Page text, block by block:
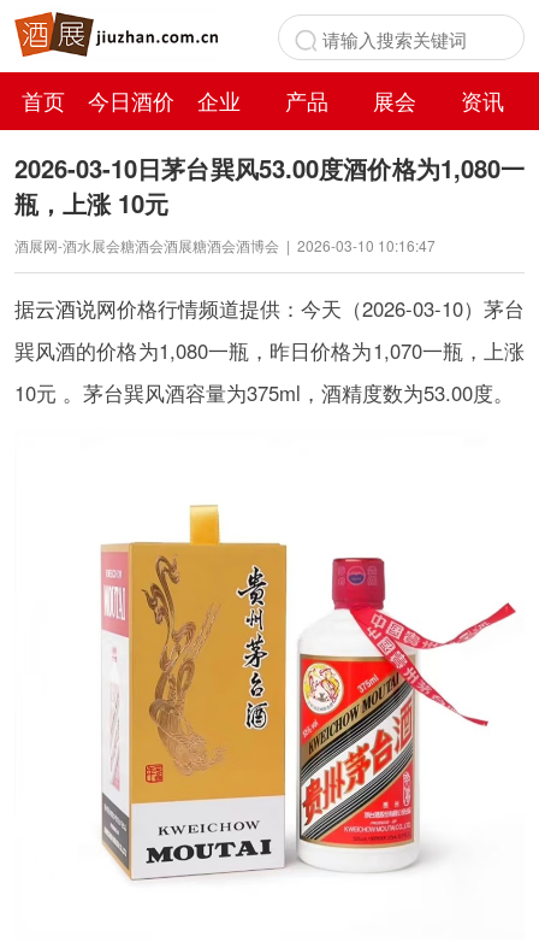
首页 今日酒价 企业 产品 展会
资讯
百科
2026-03-10日茅台巽风53.00度酒价格为1,080一
瓶，上涨 10元
酒展网-酒水展会糖酒会酒展糖酒会酒博会 | 2026-03-10 10:16:47
据云酒说网价格行情频道提供：今天（2026-03-10）茅台
巽风酒的价格为1,080一瓶，昨日价格为1,070一瓶，上涨
10元 。茅台巽风酒容量为375ml，酒精度数为53.00度。